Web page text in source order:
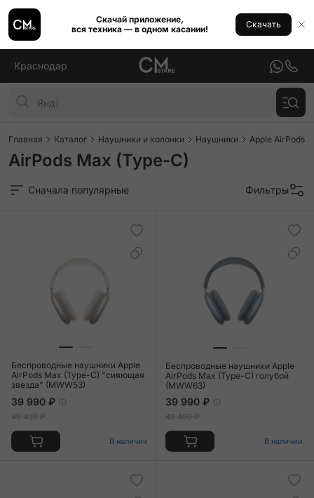
Скачай приложение,
вся техника — в одном касании!
Скачать
Краснодар
Главная Каталог Наушники и колонки Наушники Apple AirPods
AirPods Max (Type-C)
Сначала популярные Фильтры
Беспроводные наушники Apple
AirPods Max (Type-C) "сияющая
звезда" (MWW53)
39 990 ₽
49 490 ₽
В наличии
Беспроводные наушники Apple
AirPods Max (Type-C) голубой
(MWW63)
39 990 ₽
49 490 ₽
В наличии